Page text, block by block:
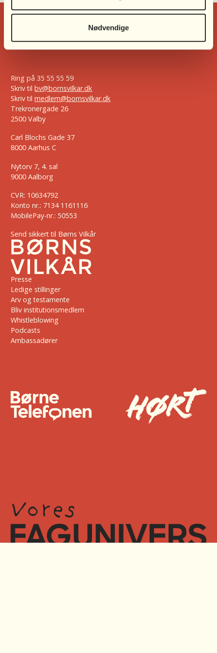
Nødvendige
Ring på 35 55 55 59
Skriv tilbv@bornsvilkar.dk
Skriv tilmedlem@bornsvilkar.dk
Trekronergade 26
2500 Valby
Carl Blochs Gade 37
8000 Aarhus C
Nytorv 7, 4. sal
9000 Aalborg
CVR: 10634792
Konto nr.: 7134 1161116
MobilePay-nr.: 50553
Send sikkert til Børns Vilkår
Presse
Ledige stillinger
Arv og testamente
Bliv institutionsmedlem
Whistleblowing
Podcasts
Ambassadører